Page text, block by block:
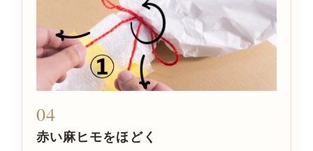
04
赤い麻ヒモをほどく